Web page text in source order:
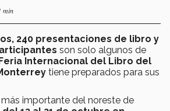
min
240 presentaciones de libro y
son solo algunos de
Internacional del Libro del
tiene preparados para sus
importante del noreste de